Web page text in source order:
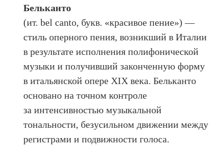
Бельканто
(ит. bel canto, букв. «красивое пение») —
стиль оперного пения, возникший в Италии
в результате исполнения полифонической
музыки и получивший законченную форму
в итальянской опере XIX века. Бельканто
основано на точном контроле
за интенсивностью музыкальной
тональности, безусильном движении между
регистрами и подвижности голоса.